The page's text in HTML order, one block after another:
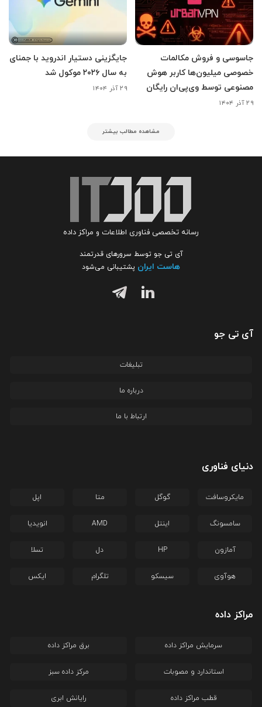
جاسوسی و فروش مکالمات
خصوصی میلیون‌ها کاربر هوش
مصنوعی توسط وی‌پی‌ان رایگان
۲۹ آذر ۱۴۰۴
جایگزینی دستیار اندروید با جمنای
به سال ۲۰۲۶ موکول شد
۲۹ آذر ۱۴۰۴
مشاهده مطالب بیشتر
رسانه تخصصی فناوری اطلاعات و مراکز داده
آی تی جو توسط سرورهای قدرتمند
هاست ایران پشتیبانی می‌شود
آی تی جو
تبلیغات
درباره ما
ارتباط با ما
دنیای فناوری
مایکروسافت گوگل متا اپل
سامسونگ اینتل AMD انویدیا
آمازون HP دل تسلا
هوآوی سیسکو تلگرام ایکس
مراکز داده
سرمایش مراکز داده برق مراکز داده
استاندارد و مصوبات مرکز داده سبز
قطب مراکز داده رایانش ابری